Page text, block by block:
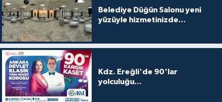
Belediye Düğün Salonu yeni
yüzüyle hizmetinizde...
Kdz. Ereğli'de 90'lar
yolculuğu...